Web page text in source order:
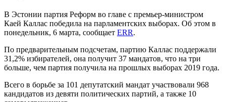
В Эстонии партия Реформ во главе с премьер-министром
Каей Каллас победила на парламентских выборах. Об этом в
понедельник, 6 марта, сообщает ERR.
По предварительным подсчетам, партию Каллас поддержали
31,2% избирателей, она получит 37 мандатов, что на три
больше, чем партия получила на прошлых выборах 2019 года.
Всего в борьбе за 101 депутатский мандат участвовали 968
кандидатов из девяти политических партий, а также 10